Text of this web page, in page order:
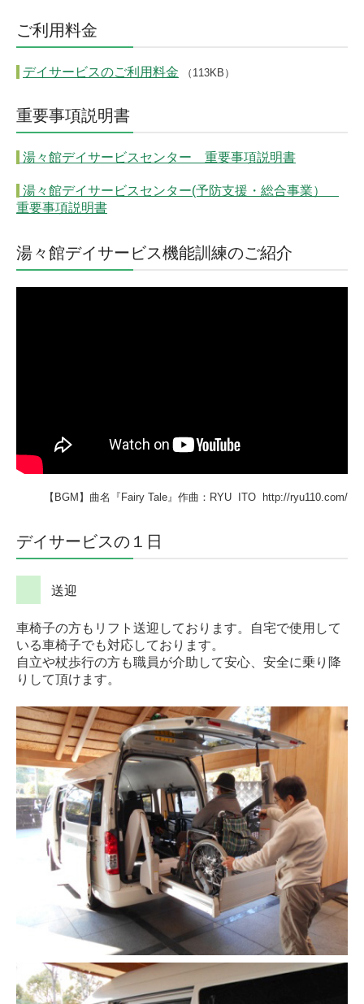
ご利用料金
デイサービスのご利用料金 （113KB）
重要事項説明書
湯々館デイサービスセンター 重要事項説明書
湯々館デイサービスセンター(予防支援・総合事業）
重要事項説明書
湯々館デイサービス機能訓練のご紹介
【BGM】曲名『Fairy Tale』作曲：RYU ITO http://ryu110.com/
デイサービスの１日
送迎
車椅子の方もリフト送迎しております。自宅で使用して
いる車椅子でも対応しております。
自立や杖歩行の方も職員が介助して安心、安全に乗り降
りして頂けます。